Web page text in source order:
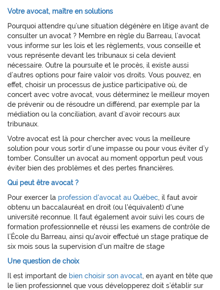
Votre avocat, maître en solutions
Pourquoi attendre qu’une situation dégénère en litige avant de
consulter un avocat ? Membre en règle du Barreau, l’avocat
vous informe sur les lois et les règlements, vous conseille et
vous représente devant les tribunaux si cela devient
nécessaire. Outre la poursuite et le procès, il existe aussi
d’autres options pour faire valoir vos droits. Vous pouvez, en
effet, choisir un processus de justice participative où, de
concert avec votre avocat, vous déterminez le meilleur moyen
de prévenir ou de résoudre un différend, par exemple par la
médiation ou la conciliation, avant d’avoir recours aux
tribunaux.
Votre avocat est là pour chercher avec vous la meilleure
solution pour vous sortir d’une impasse ou pour vous éviter d’y
tomber. Consulter un avocat au moment opportun peut vous
éviter bien des problèmes et des pertes financières.
Qui peut être avocat ?
Pour exercer la profession d'avocat au Québec, il faut avoir
obtenu un baccalauréat en droit (ou l'équivalent) d'une
université reconnue. Il faut également avoir suivi les cours de
formation professionnelle et réussi les examens de contrôle de
l’École du Barreau, ainsi qu'avoir effectué un stage pratique de
six mois sous la supervision d'un maître de stage
Une question de choix
Il est important de bien choisir son avocat, en ayant en tête que
le lien professionnel que vous développerez doit s’établir sur